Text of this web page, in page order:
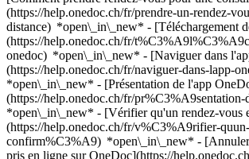
(https://help.onedoc.ch/fr/prendre-un-rendez-
distance) *open\_in\_new* - [Téléchargement
(https://help.onedoc.ch/fr/
onedoc) *open\_in\_new* - [Naviguer dans
(https://help.onedoc.ch/fr/naviguer-dans-lapp-
*open\_in\_new* - [Présentation de l'app
(https://help.onedoc.ch/fr/pr%C3%A9sentation-
*open\_in\_new* - [Vérifier qu'un rendez-vous est confirmé](https://help.onedoc.ch/fr/v%C3%A9rifier-quun-rendez-vous-est-confirm%C3%A9) *open\_in\_new* - [Annuler un rendez-vous pris en ligne sur OneDoc](https://help.onedoc.ch/fr/annuler-un-rendez-vous-pris-en-ligne-sur-onedoc) *open\_in\_new* - [Je ne reçois pas de confirmation de rendez-vous](https://help.onedoc.ch/fr/je-ne-re%C3%A7ois-pas-de-confirmation-de-rendez-vous) *open\_in\_new* [Voir tous nos articles *open\_in\_new*](https://help.onedoc.ch/fr/) close ## Modifier votre recherche ![Maison avec un signe plus annonçant qu’une consultation peut être effectuée sur place](https://www.onedoc.ch/assets/images/icons/on-site.svg) Sur place ![Caméra avec un symbole lecture annonçant qu’une consultation peut être effectuée à distance en vidéo](https://www.onedoc.ch/assets/images/icons/remote.svg) À distance Rechercher #### Spécialités #### Praticiens #### Établissements edit Médecin généraliste à Yverdon-les-Bains tune Filtrer par Nouveaux patients*keyboard\_arrow\_down* - Acceptés*check\_circle* Langue parlée*keyboard\_arrow\_down* - Albanais*check\_circle* - Allemand*check\_circle* - Anglais*check\_circle* - Catalan*check\_circle* - Espagnol*check\_circle* - Français*check\_circle* - Hongrois*check\_circle* - Italien*check\_circle* - Portugais*check\_circle* - Roumain*check\_circle* - Russe*check\_circle* - Suédois*check\_circle* Sexe*keyboard\_arrow\_down* - Femme*check\_circle* - Homme*check\_circle* Réseau*keyboard\_arrow\_down* - Réseau Bleu*check\_circle* - Ensemble hospitalier de la Côte - EHC*check\_circle* - ASCA*check\_circle* - Réseau de Soins Neuchâtelois - RSN*check\_circle* - Réseau Delta*check\_circle* Disponibilité*keyboard\_arrow\_down* - Disponible aujourdhui*check\_circle* - Dans les 3 prochains jours*check\_circle* - Dans les 7 prochains jours*check\_circle* - Dans les 14 prochains jours*check\_circle* # Médecin généraliste à Yverdon-les-Bains: prenez rendez-vous en ligne aujourd'hui ## 6 résultats à Yverdon-les-Bains [![Dr. Cinthia Etter Gilli, médecin assistante à Yverdon-les-Bains](https://assets.onedoc.ch/images/users/7ab642b56b398461ee318a3f1568d6854c143f40daf7936ccd09e69c300a374d-small.png "Dr. Cinthia Etter Gilli, médecin assistante à Yverdon-les-Bains")](https://www.onedoc.ch/fr/medecin-generaliste/yverdon-les-bains/pc3is/dr-cinthia-etter-gilli) ### [Dr. Cinthia Etter Gilli](https://www.onedoc.ch/fr/medecin-generaliste/yverdon-les-bains/pc3is/dr-cinthia-etter-gilli) ![Badge indiquant un profil vérifié](https://www.onedoc.ch/assets/images/icons/checkmark.svg) Médecin assistante [Centre Médical d'Yverdon - CMY](https://www.onedoc.ch/fr/centre-medical/yverdon-les-bains/ebclp/centre-medical-d-yverdon-cmy) Rue des Remparts 6 1400 Yverdon-les-Bains ![Icône patient avec un signe moins annonçant que le professionnel n’accepte pas de nouveaux patients](https://www.onedoc.ch/assets/images/icons/no-new-patients.svg)N'accepte pas de nouveaux patients [Réserver un RDV](https://www.onedoc.ch/fr/medecin-generaliste/yverdon-les-bains/pc3is/dr-cinthia-etter-gilli) *chevron\_left* mar. 04 août *chevron\_right* Voir plus de rendez-vous *error\_outline* Une erreur s'est produite lors du chargement des disponibilités [Réessayer](https://www.onedoc.ch) [![Dr. Corneliu Feroiu, médecin généraliste à Yverdon-les-Bains](https://www.onedoc.ch/assets/images/male.png "Dr. Corneliu Feroiu, médecin généraliste à Yverdon-les-Bains")](https://www.onedoc.ch/fr/medecin-generaliste/yverdon-les-bains/pcu1s/dr-corneliu-feroiu) ### [Dr. Corneliu Feroiu](https://www.onedoc.ch/fr/medecin-generaliste/yverdon-les-bains/pcu1s/dr-corneliu-feroiu) Médecin généraliste Cabinet du Dr. Feroiu Rue du Lac 6 1400 Yverdon-les-Bains ![Icône patient avec un signe plus annonçant que le professionnel accepte de nouveaux patients](https://www.onedoc.ch/assets/images/icons/new-patients.svg)Accepte les nouveaux patients [Réserver un RDV](https://www.onedoc.ch/fr/medecin-generaliste/yverdon-les-bains/pcu1s/dr-corneliu-feroiu) *chevron\_left* mar. 04 août *chevron\_right* Voir plus de rendez-vous *error\_outline* Une erreur s'est produite lors du chargement des disponibilités [Réessayer](https://www.onedoc.ch) [![Dr. Michel Mukete Sakwe, médecin généraliste à Yverdon-les-Bains](https://assets.onedoc.ch/images/users/3653d4de54ec668fdb26d32a928a199a46976bb0bd63a03e9a871a7138e04c19-small.png "Dr. Michel Mukete Sakwe, médecin généraliste à Yverdon-les-Bains")](https://www.onedoc.ch/fr/medecin-generaliste/yverdon-les-bains/pcwe4/dr-michel-mukete-sakwe) ### [Dr. Michel Mukete Sakwe](https://www.onedoc.ch/fr/medecin-generaliste/yverdon-les-bains/pcwe4/dr-michel-mukete-sakwe) Médecin généraliste [Centre Médical d'Yverdon - CMY](https://www.onedoc.ch/fr/centre-medical/yverdon-les-bains/ebclp/centre-medical-d-yverdon-cmy) Rue des Remparts 6 1400 Yverdon-les-Bains ![Icône patient avec un signe moins annonçant que le professionnel n’accepte pas de nouveaux patients](https://www.onedoc.ch/assets/images/icons/no-new-patients.svg)N'accepte pas de nouveaux patients [Réserver un RDV](https://www.onedoc.ch/fr/medecin-generaliste/yverdon-les-bains/pcwe4/dr-michel-mukete-sakwe) Expertises:[Burn out](https://www.onedoc.ch/fr/burn-out/yverdon-les-bains), [Maux de gorge | Angine](https://www.onedoc.ch/fr/maux-de-gorge-angine/yverdon-les-bains), [Check-up | bilan de santé](https://www.onedoc.ch/fr/check-up-bilan-de-sante/yverdon-les-bains), [Céphalée et migraine](https://www.onedoc.ch/fr/cephalee-et-migraine/yverdon-les-bains), [Grippe | Symptômes de la grippe | Rhume](https://www.onedoc.ch/fr/grippe-symptomes-de-la-grippe-rhume/yverdon-les-bains), [Mesure du cholestérol](https://www.onedoc.ch/fr/mesure-du-cholesterol/yverdon-les-bains), [Mesure du taux de fer | Ferritine](https://www.onedoc.ch/fr/mesure-du-taux-de-fer-ferritine/yverdon-les-bains), [Rhinite allergique | Rhume des foins](https://www.onedoc.ch/fr/rhinite-allergique-rhume-des-foins/yverdon-les-bains), [Pression artérielle à long terme | Contrôle de la pression artérielle sur 24 heures](https://www.onedoc.ch/fr/pression-arterielle-a-long-terme-controle-de-la-pression-arterielle-sur-24-heures/yverdon-les-bains)Voir plus *chevron\_left* mar. 04 août *chevron\_right* Voir plus de rendez-vous *error\_outline* Une erreur s'est produite lors du chargement des disponibilités [Réessayer](https://www.onedoc.ch) Expertises:[Burn out](https://www.onedoc.ch/fr/burn-out/yverdon-les-bains), [Maux de gorge | Angine](https://www.onedoc.ch/fr/maux-de-gorge-angine/yverdon-les-bains), [Check-up | bilan de santé](https://www.onedoc.ch/fr/check-up-bilan-de-sante/yverdon-les-bains), [Céphalée et migraine](https://www.onedoc.ch/fr/cephalee-et-migraine/yverdon-les-bains), [Grippe | Symptômes de la grippe | Rhume](https://www.onedoc.ch/fr/grippe-symptomes-de-la-grippe-rhume/yverdon-les-bains), [Mesure